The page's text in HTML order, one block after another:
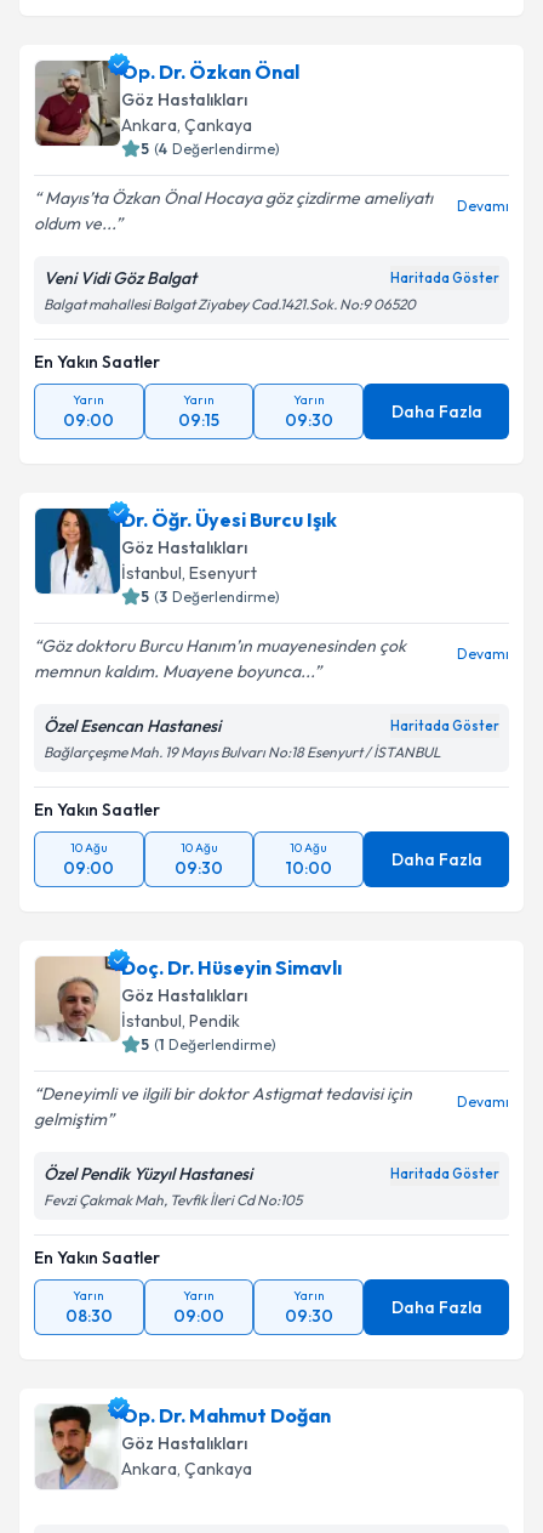
Op. Dr. Özkan Önal
Göz Hastalıkları
Ankara, Çankaya
5 (4 Değerlendirme)
Mayıs’ta Özkan Önal Hocaya göz çizdirme ameliyatı
oldum ve...
Devamı
Veni Vidi Göz Balgat Haritada Göster
Balgat mahallesi Balgat Ziyabey Cad.1421.Sok. No:9 06520
En Yakın Saatler
Yarın
09:00
Yarın
09:15
Yarın
09:30 Daha Fazla
Dr. Öğr. Üyesi Burcu Işık
Göz Hastalıkları
İstanbul, Esenyurt
5 (3 Değerlendirme)
Göz doktoru Burcu Hanım’ın muayenesinden çok
memnun kaldım. Muayene boyunca...
Devamı
Özel Esencan Hastanesi Haritada Göster
Bağlarçeşme Mah. 19 Mayıs Bulvarı No:18 Esenyurt / İSTANBUL
En Yakın Saatler
10 Ağu
09:00
10 Ağu
09:30
10 Ağu
10:00 Daha Fazla
Doç. Dr. Hüseyin Simavlı
Göz Hastalıkları
İstanbul, Pendik
5 (1 Değerlendirme)
Deneyimli ve ilgili bir doktor Astigmat tedavisi için
gelmiştim
Devamı
Özel Pendik Yüzyıl Hastanesi Haritada Göster
Fevzi Çakmak Mah, Tevfik İleri Cd No:105
En Yakın Saatler
Yarın
08:30
Yarın
09:00
Yarın
09:30 Daha Fazla
Op. Dr. Mahmut Doğan
Göz Hastalıkları
Ankara, Çankaya